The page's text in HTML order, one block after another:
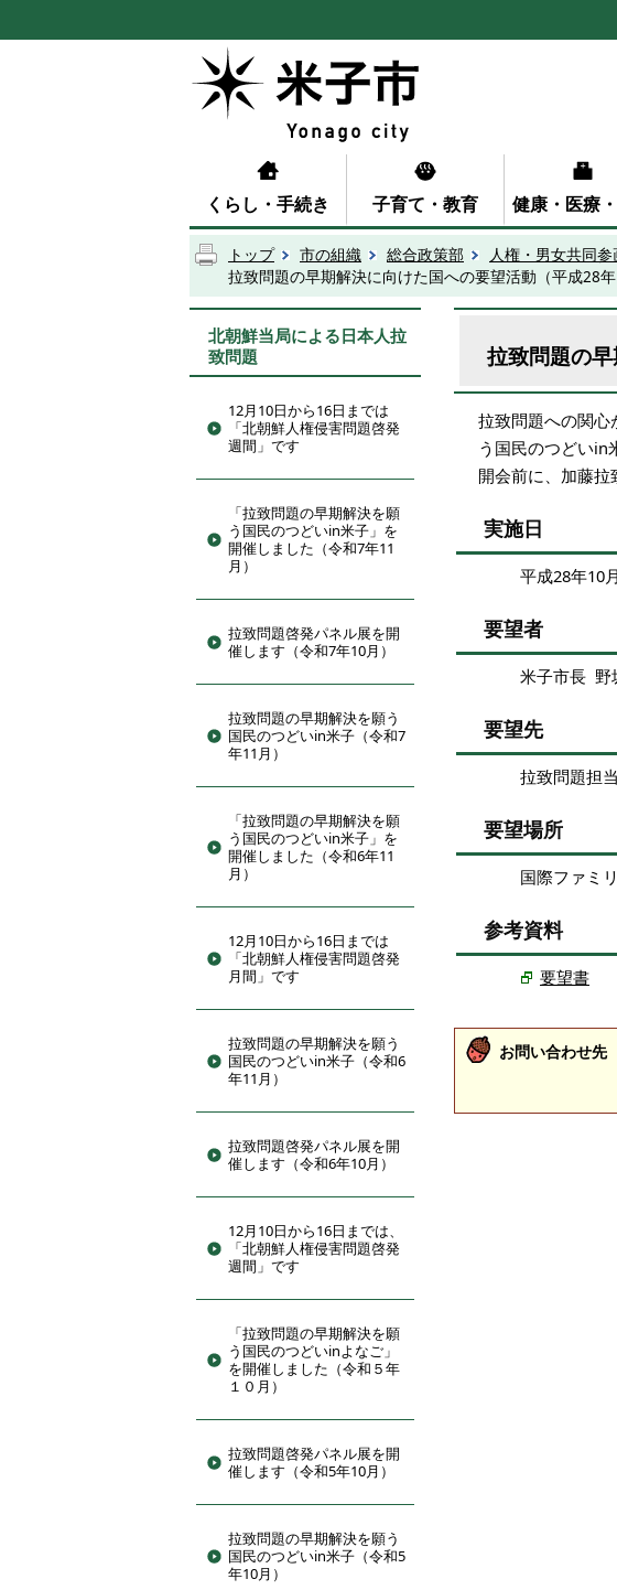
くらし・手続き 子育て・教育 健康・医療
トップ 市の組織 総合政策部 人権・男女共同参
拉致問題の早期解決に向けた国への要望活動（平成28年
北朝鮮当局による日本人拉
致問題
12月10日から16日までは
「北朝鮮人権侵害問題啓発
週間」です
「拉致問題の早期解決を願
う国民のつどいin米子」を
開催しました（令和7年11
月）
拉致問題啓発パネル展を開
催します（令和7年10月）
拉致問題の早期解決を願う
国民のつどいin米子（令和7
年11月）
「拉致問題の早期解決を願
う国民のつどいin米子」を
開催しました（令和6年11
月）
12月10日から16日までは
「北朝鮮人権侵害問題啓発
月間」です
拉致問題の早期解決を願う
国民のつどいin米子（令和6
年11月）
拉致問題啓発パネル展を開
催します（令和6年10月）
12月10日から16日までは、
「北朝鮮人権侵害問題啓発
週間」です
「拉致問題の早期解決を願
う国民のつどいinよなご」
を開催しました（令和５年
１０月）
拉致問題啓発パネル展を開
催します（令和5年10月）
拉致問題の早期解決を願う
国民のつどいin米子（令和5
年10月）
拉致問題の
拉致問題への関心
う国民のつどいin
開会前に、加藤拉
実施日
平成28年10
要望者
米子市長 野
要望先
拉致問題担
要望場所
国際ファミ
参考資料
要望書
お問い合わせ先